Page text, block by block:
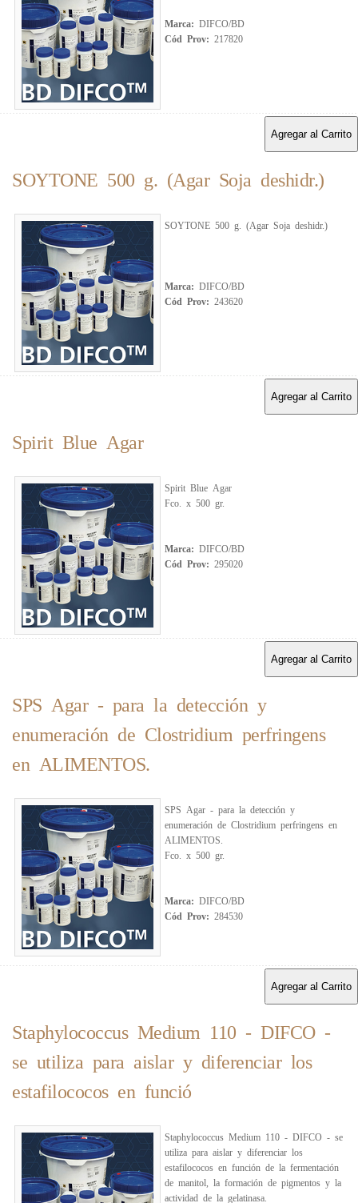
Marca: DIFCO/BD
Cód Prov: 217820
Agregar al Carrito
SOYTONE 500 g. (Agar Soja deshidr.)
SOYTONE 500 g. (Agar Soja deshidr.)
Marca: DIFCO/BD
Cód Prov: 243620
Agregar al Carrito
Spirit Blue Agar
Spirit Blue Agar
Fco. x 500 gr.
Marca: DIFCO/BD
Cód Prov: 295020
Agregar al Carrito
SPS Agar - para la detección y
enumeración de Clostridium perfringens
en ALIMENTOS.
SPS Agar - para la detección y
enumeración de Clostridium perfringens en
ALIMENTOS.
Fco. x 500 gr.
Marca: DIFCO/BD
Cód Prov: 284530
Agregar al Carrito
Staphylococcus Medium 110 - DIFCO -
se utiliza para aislar y diferenciar los
estafilococos en funció
Staphylococcus Medium 110 - DIFCO - se
utiliza para aislar y diferenciar los
estafilococos en función de la fermentación
de manitol, la formación de pigmentos y la
actividad de la gelatinasa.